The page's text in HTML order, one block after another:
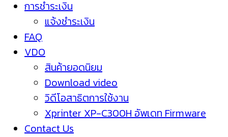
การชำระเงิน
แจ้งชำระเงิน
FAQ
VDO
สินค้ายอดนิยม
Download video
วิดีโอสาธิตการใช้งาน
Xprinter XP-C300H อัพเดท Firmware
Contact Us